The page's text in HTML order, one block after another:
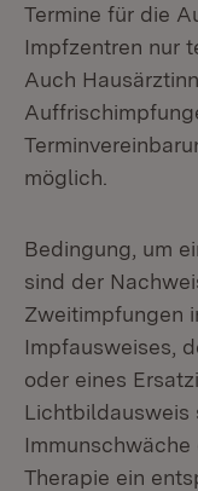
Termine für die
Impfzentren nur
Auch
möglich.
Bedingung, um
sind der
Zweitimpfungen
Impfausweises,
oder eines
Lichtbildausweis
Therapie ein